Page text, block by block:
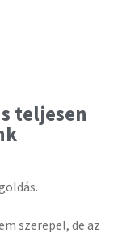
teljesen
szerepel, de az